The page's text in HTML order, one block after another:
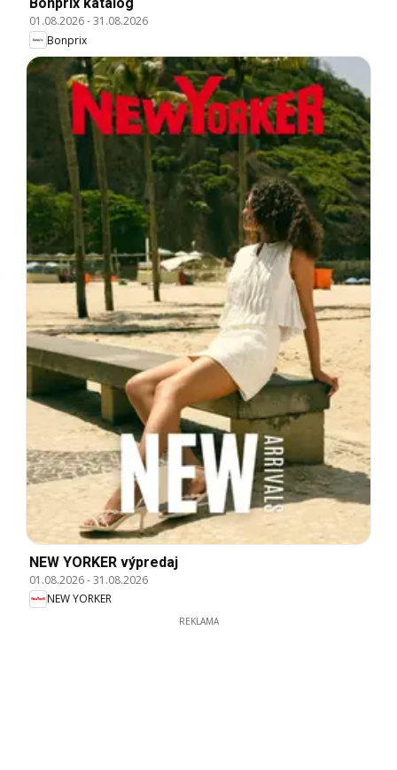
01.08.2026-31.08.2026
Bonprix
NEW YORKER výpredaj
01.08.2026-31.08.2026
NEW YORKER
REKLAMA